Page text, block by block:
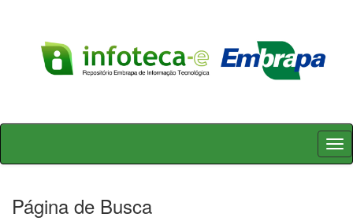
Skip
Página de Busca